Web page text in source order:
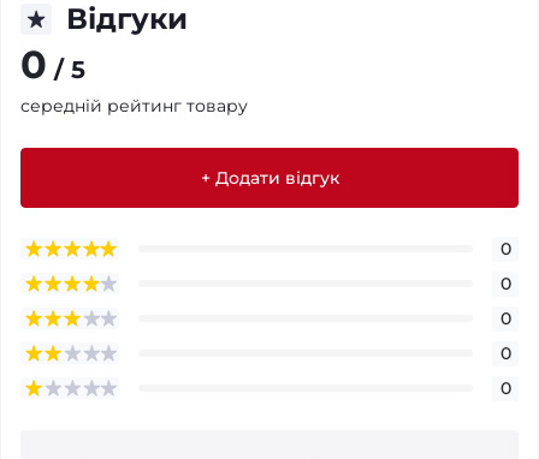
Відгуки
0 / 5
середній рейтинг товару
+ Додати відгук
0
0
0
0
0